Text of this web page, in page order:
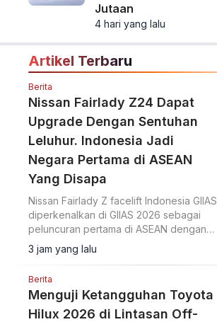
Jutaan
4 hari yang lalu
Artikel Terbaru
Berita
Nissan Fairlady Z24 Dapat
Upgrade Dengan Sentuhan
Leluhur. Indonesia Jadi
Negara Pertama di ASEAN
Yang Disapa
Nissan Fairlady Z facelift Indonesia GIIAS
diperkenalkan di GIIAS 2026 sebagai
peluncuran pertama di ASEAN dengan
upgrade desain bumper G-nose
terinspirasi generasi S30.
3 jam yang lalu
Berita
Menguji Ketangguhan Toyota
Hilux 2026 di Lintasan Off-